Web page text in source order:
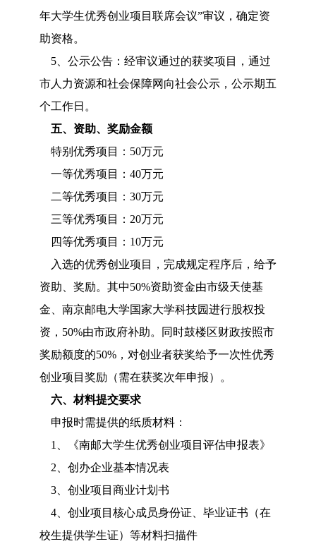
年大学生优秀创业项目联席会议”审议，确定资
助资格。
5、公示公告：经审议通过的获奖项目，通过
市人力资源和社会保障网向社会公示，公示期五
个工作日。
五、资助、奖励金额
特别优秀项目：50万元
一等优秀项目：40万元
二等优秀项目：30万元
三等优秀项目：20万元
四等优秀项目：10万元
入选的优秀创业项目，完成规定程序后，给予
资助、奖励。其中50%资助资金由市级天使基
金、南京邮电大学国家大学科技园进行股权投
资，50%由市政府补助。同时鼓楼区财政按照市
奖励额度的50%，对创业者获奖给予一次性优秀
创业项目奖励（需在获奖次年申报）。
六、材料提交要求
申报时需提供的纸质材料：
1、《南邮大学生优秀创业项目评估申报表》
2、创办企业基本情况表
3、创业项目商业计划书
4、创业项目核心成员身份证、毕业证书（在
校生提供学生证）等材料扫描件